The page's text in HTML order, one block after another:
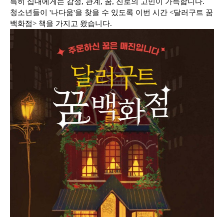
청소년들이 '나다움'을 찾을 수 있도록 이번 시간 <달러구트 꿈
백화점> 책을 가지고 왔습니다.